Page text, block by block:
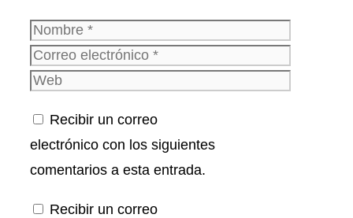
Nombre
Correo
electrónico
Web
Recibir un correo
electrónico con los siguientes
comentarios a esta entrada.
Recibir un correo